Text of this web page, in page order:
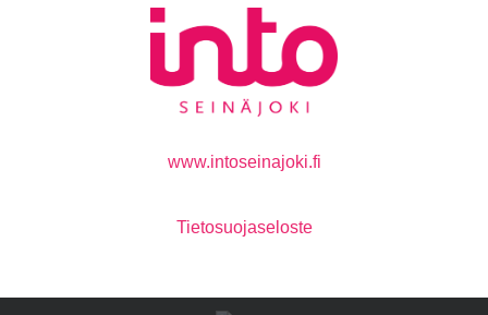
www.intoseinajoki.fi
Tietosuojaseloste